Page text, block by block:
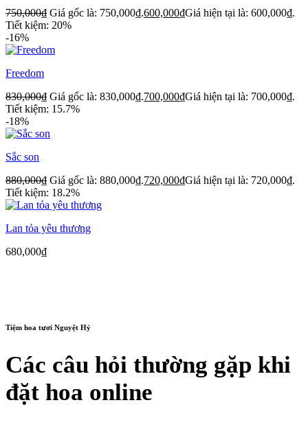
750,000₫ Giá gốc là: 750,000₫.600,000₫Giá hiện tại là: 600,000₫.
Tiết kiệm: 20%
-16%
Freedom
830,000₫ Giá gốc là: 830,000₫.700,000₫Giá hiện tại là: 700,000₫.
Tiết kiệm: 15.7%
-18%
Sắc son
880,000₫ Giá gốc là: 880,000₫.720,000₫Giá hiện tại là: 720,000₫.
Tiết kiệm: 18.2%
Lan tỏa yêu thương
680,000₫
Tiệm hoa tươi Nguyệt Hỷ
Các câu hỏi thường gặp khi
đặt hoa online